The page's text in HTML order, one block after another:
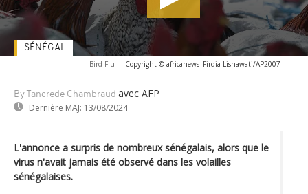
Bird Flu - Copyright © africanews Firdia Lisnawati/AP2007
By Tancrede Chambraud avec AFP
Dernière MAJ: 13/08/2024
SÉNÉGAL
L'annonce a surpris de nombreux sénégalais, alors que le
virus n'avait jamais été observé dans les volailles
sénégalaises.